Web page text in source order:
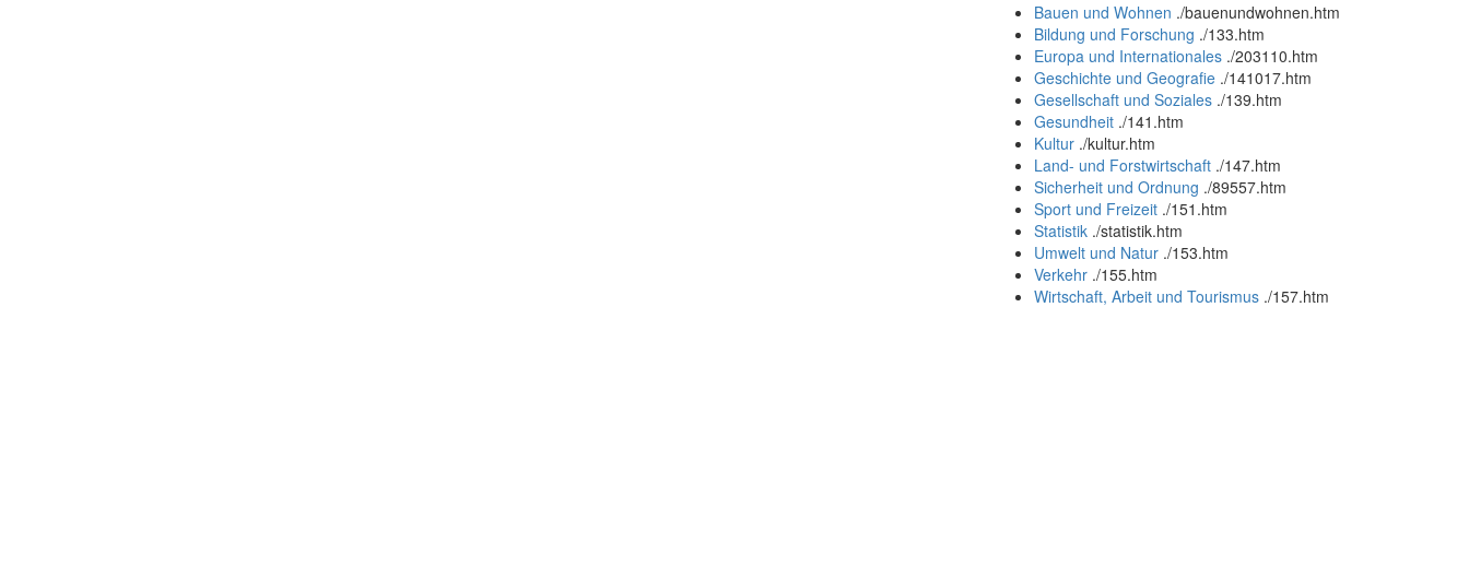
Bauen und Wohnen ./bauenundwohnen.htm
Bildung und Forschung ./133.htm
Europa und Internationales ./203110.htm
Geschichte und Geografie ./141017.htm
Gesellschaft und Soziales ./139.htm
Gesundheit ./141.htm
Kultur ./kultur.htm
Land- und Forstwirtschaft ./147.htm
Sicherheit und Ordnung ./89557.htm
Sport und Freizeit ./151.htm
Statistik ./statistik.htm
Umwelt und Natur ./153.htm
Verkehr ./155.htm
Wirtschaft, Arbeit und Tourismus ./157.htm